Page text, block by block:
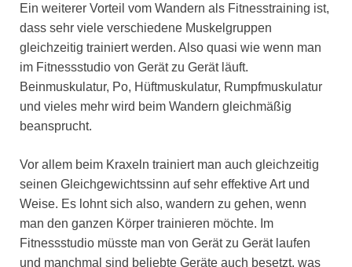
Ein weiterer Vorteil vom Wandern als Fitnesstraining ist,
dass sehr viele verschiedene Muskelgruppen
gleichzeitig trainiert werden. Also quasi wie wenn man
im Fitnessstudio von Gerät zu Gerät läuft.
Beinmuskulatur, Po, Hüftmuskulatur, Rumpfmuskulatur
und vieles mehr wird beim Wandern gleichmäßig
beansprucht.
Vor allem beim Kraxeln trainiert man auch gleichzeitig
seinen Gleichgewichtssinn auf sehr effektive Art und
Weise. Es lohnt sich also, wandern zu gehen, wenn
man den ganzen Körper trainieren möchte. Im
Fitnessstudio müsste man von Gerät zu Gerät laufen
und manchmal sind beliebte Geräte auch besetzt, was